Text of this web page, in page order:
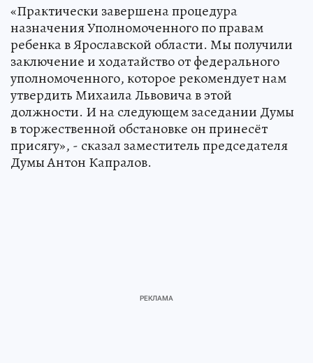
«Практически завершена процедура
назначения Уполномоченного по правам
ребенка в Ярославской области. Мы получили
заключение и ходатайство от федерального
уполномоченного, которое рекомендует нам
утвердить Михаила Львовича в этой
должности. И на следующем заседании Думы
в торжественной обстановке он принесёт
присягу», - сказал заместитель председателя
Думы Антон Капралов.